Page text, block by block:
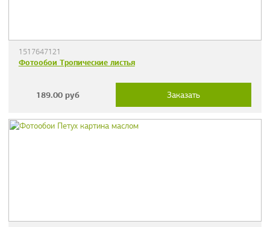
1517647121
Фотообои Тропические листья
189.00 руб Заказать